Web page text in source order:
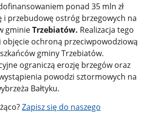
ponad 35 mln zł
i przebudowę ostróg brzegowych na
gminieTrzebiatów. Realizacja tego
ochroną przeciwpowodziową
gminy Trzebiatów.
ograniczą erozję brzegów oraz
powodzi sztormowych na
Bałtyku.
Zapisz się do naszego